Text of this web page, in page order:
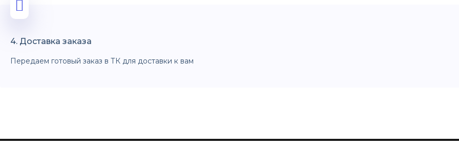
4. Доставка заказа
Передаем готовый заказ в ТК для доставки к вам